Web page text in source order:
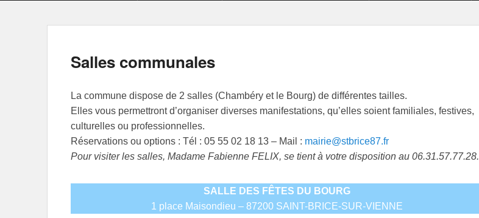
Salles communales
La commune dispose de 2 salles (Chambéry et le Bourg) de différentes tailles.
Elles vous permettront d’organiser diverses manifestations, qu’elles soient familiales, festives,
culturelles ou professionnelles.
Réservations ou options : Tél : 05 55 02 18 13 – Mail : mairie@stbrice87.fr
Pour visiter les salles, Madame Fabienne FELIX, se tient à votre disposition au 06.31.57.77.28.
SALLE DES FÊTES DU BOURG
1 place Maisondieu – 87200 SAINT-BRICE-SUR-VIENNE